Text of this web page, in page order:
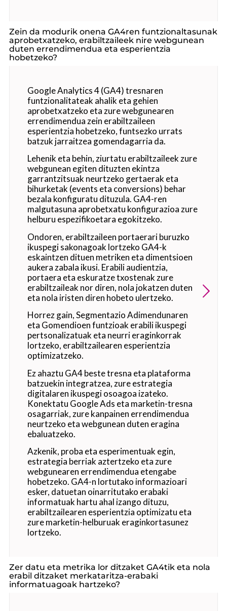
Zein da modurik onena GA4ren funtzionaltasunak
aprobetxatzeko, erabiltzaileek nire webgunean
duten errendimendua eta esperientzia
hobetzeko?
Google Analytics 4 (GA4) tresnaren
funtzionalitateak ahalik eta gehien
aprobetxatzeko eta zure webgunearen
errendimendua zein erabiltzaileen
esperientzia hobetzeko, funtsezko urrats
batzuk jarraitzea gomendagarria da.
Lehenik eta behin, ziurtatu erabiltzaileek zure
webgunean egiten dituzten ekintza
garrantzitsuak neurtzeko gertaerak eta
bihurketak (events eta conversions) behar
bezala konfiguratu dituzula. GA4-ren
malgutasuna aprobetxatu konfigurazioa zure
helburu espezifikoetara egokitzeko.
Ondoren, erabiltzaileen portaerari buruzko
ikuspegi sakonagoak lortzeko GA4-k
eskaintzen dituen metriken eta dimentsioen
aukera zabala ikusi. Erabili audientzia,
portaera eta eskuratze txostenak zure
erabiltzaileak nor diren, nola jokatzen duten
eta nola iristen diren hobeto ulertzeko.
Horrez gain, Segmentazio Adimendunaren
eta Gomendioen funtzioak erabili ikuspegi
pertsonalizatuak eta neurri eraginkorrak
lortzeko, erabiltzailearen esperientzia
optimizatzeko.
Ez ahaztu GA4 beste tresna eta plataforma
batzuekin integratzea, zure estrategia
digitalaren ikuspegi osoagoa izateko.
Konektatu Google Ads eta marketin-tresna
osagarriak, zure kanpainen errendimendua
neurtzeko eta webgunean duten eragina
ebaluatzeko.
Azkenik, proba eta esperimentuak egin,
estrategia berriak aztertzeko eta zure
webgunearen errendimendua etengabe
hobetzeko. GA4-n lortutako informazioari
esker, datuetan oinarritutako erabaki
informatuak hartu ahal izango dituzu,
erabiltzailearen esperientzia optimizatu eta
zure marketin-helburuak eraginkortasunez
lortzeko.
Zer datu eta metrika lor ditzaket GA4tik eta nola
erabil ditzaket merkataritza-erabaki
informatuagoak hartzeko?